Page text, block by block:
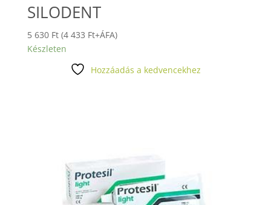
SILODENT
5 630 Ft (4 433 Ft+ÁFA)
Készleten
Hozzáadás a kedvencekhez